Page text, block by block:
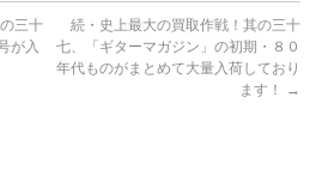
三十
が入
続・史上最大の買取作戦！其の三十
七、「ギターマガジン」の初期・８０
年代ものがまとめて大量入荷しており
ます！
→